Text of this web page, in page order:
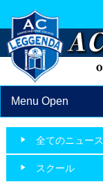
Menu Open
全てのニュース
スクール